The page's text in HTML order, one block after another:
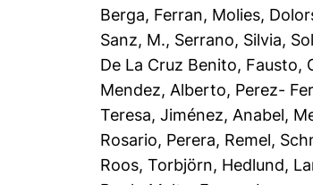
Berga, Ferran, Molies,
Sanz, M., Serrano, Silvia,
De La Cruz Benito, Fausto,
Mendez, Alberto, Perez-
Teresa,Jiménez, Anabel,
Rosario, Perera, Remel,
Roos, Torbjörn, Hedlund,